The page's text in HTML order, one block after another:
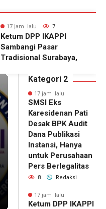
17 jam lalu 11
Wakili Danrem, Kasrem
072/Pamungkas Hadiri
Pembukaan Government
Expo 2026 di JEC
Kategori 2
17 jam lalu
SMSI Eks
Karesidenan Pati
Desak BPK Audit
Dana Publikasi
Instansi, Hanya
untuk Perusahaan
Pers Berlegalitas
8 Redaksi
17 jam lalu
Ketum DPP IKAPPI